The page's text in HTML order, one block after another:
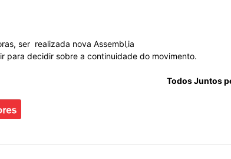
ser realizada nova Assembl‚ia
para decidir sobre a continuidade do movimento.
Todos Juntos